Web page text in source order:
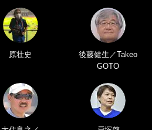
原壮史
後藤健生／Takeo
GOTO